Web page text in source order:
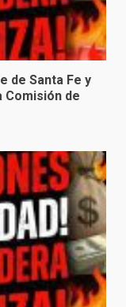
de Santa Fe y
Comisión de